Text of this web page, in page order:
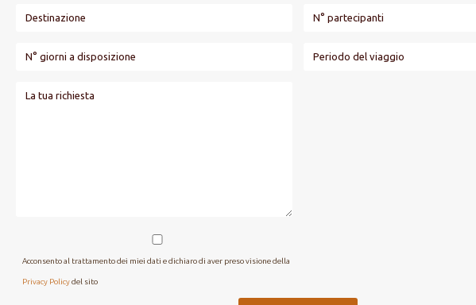
Acconsento al trattamento dei miei dati e dichiaro di aver preso visione della
Privacy Policydel sito